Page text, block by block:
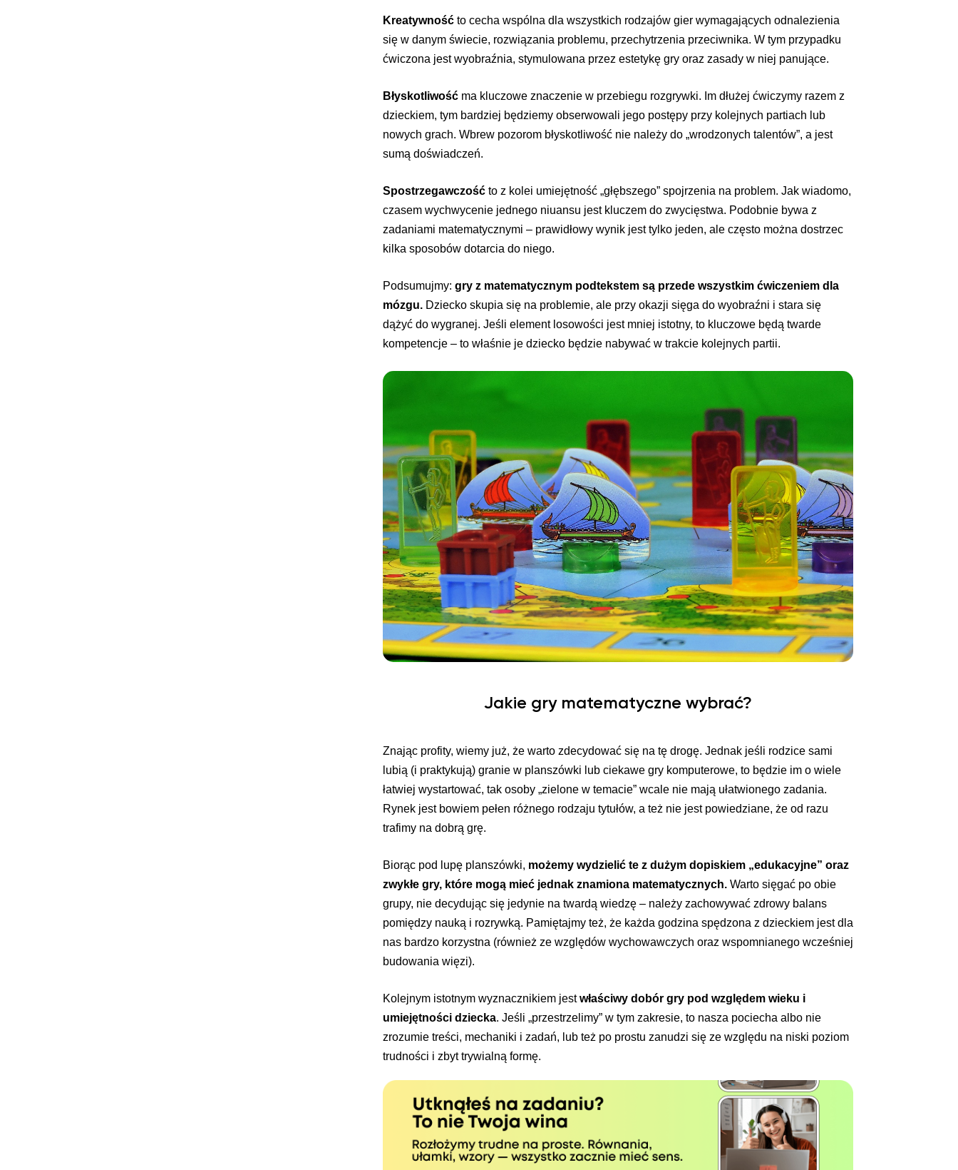
Kreatywność to cecha wspólna dla wszystkich rodzajów gier wymagających odnalezienia
się w danym świecie, rozwiązania problemu, przechytrzenia przeciwnika. W tym przypadku
ćwiczona jest wyobraźnia, stymulowana przez estetykę gry oraz zasady w niej panujące.
Błyskotliwość ma kluczowe znaczenie w przebiegu rozgrywki. Im dłużej ćwiczymy razem z
dzieckiem, tym bardziej będziemy obserwowali jego postępy przy kolejnych partiach lub
nowych grach. Wbrew pozorom błyskotliwość nie należy do „wrodzonych talentów”, a jest
sumą doświadczeń.
Spostrzegawczość to z kolei umiejętność „głębszego” spojrzenia na problem. Jak wiadomo,
czasem wychwycenie jednego niuansu jest kluczem do zwycięstwa. Podobnie bywa z
zadaniami matematycznymi – prawidłowy wynik jest tylko jeden, ale często można dostrzec
kilka sposobów dotarcia do niego.
Podsumujmy: gry z matematycznym podtekstem są przede wszystkim ćwiczeniem dla
mózgu. Dziecko skupia się na problemie, ale przy okazji sięga do wyobraźni i stara się
dążyć do wygranej. Jeśli element losowości jest mniej istotny, to kluczowe będą twarde
kompetencje – to właśnie je dziecko będzie nabywać w trakcie kolejnych partii.
Jakie gry matematyczne wybrać?
Znając profity, wiemy już, że warto zdecydować się na tę drogę. Jednak jeśli rodzice sami
lubią (i praktykują) granie w planszówki lub ciekawe gry komputerowe, to będzie im o wiele
łatwiej wystartować, tak osoby „zielone w temacie” wcale nie mają ułatwionego zadania.
Rynek jest bowiem pełen różnego rodzaju tytułów, a też nie jest powiedziane, że od razu
trafimy na dobrą grę.
Biorąc pod lupę planszówki, możemy wydzielić te z dużym dopiskiem „edukacyjne” oraz
zwykłe gry, które mogą mieć jednak znamiona matematycznych. Warto sięgać po obie
grupy, nie decydując się jedynie na twardą wiedzę – należy zachowywać zdrowy balans
pomiędzy nauką i rozrywką. Pamiętajmy też, że każda godzina spędzona z dzieckiem jest dla
nas bardzo korzystna (również ze względów wychowawczych oraz wspomnianego wcześniej
budowania więzi).
Kolejnym istotnym wyznacznikiem jestwłaściwy dobór gry pod względem wieku i
umiejętności dziecka. Jeśli „przestrzelimy” w tym zakresie, to nasza pociecha albo nie
zrozumie treści, mechaniki i zadań, lub też po prostu zanudzi się ze względu na niski poziom
trudności i zbyt trywialną formę.